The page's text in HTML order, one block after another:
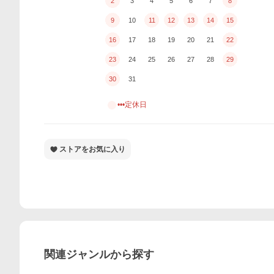
9 10 11 12 13 14 15
16 17 18 19 20 21 22
23 24 25 26 27 28 29
30 31
•••定休日
ストアをお気に入り
関連ジャンルから探す